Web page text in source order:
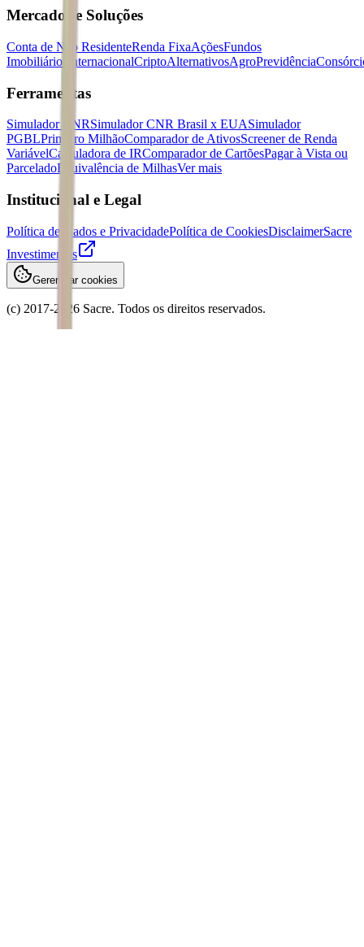
Mercados e Soluções
Conta de Não ResidenteRenda FixaAçõesFundos
Imobiliários
InternacionalCriptoAlternativosAgroPrevidência
Ferramentas
Simulador CNRSimulador CNR Brasil x EUASimulador
PGBLPrimeiro MilhãoComparador de AtivosScreener de Renda
VariávelCalculadora de IRComparador de CartõesPagar à Vista ou
ParceladoEquivalência de MilhasVer mais
Institucional e Legal
Política de Dados e PrivacidadePolítica de CookiesDisclaimerSacre
Investimentos
Gerenciar cookies
(c) 2017-2026 Sacre. Todos os direitos reservados.